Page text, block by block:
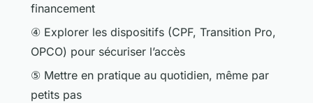
financement
④ Explorer les dispositifs (CPF, Transition Pro,
OPCO) pour sécuriser l’accès
⑤ Mettre en pratique au quotidien, même par
petits pas